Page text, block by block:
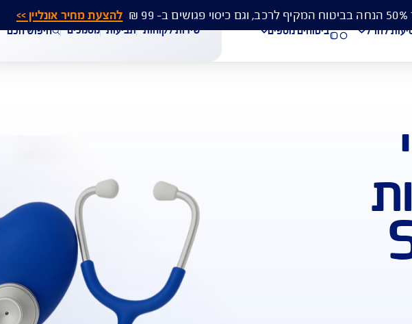
להצעת מחיר אונליין >>
שירות לקוחות תביעות מסמכים חיפוש חכם ביטוחים נוספים
ביטוח נסיעות לחו"ל
תביעת רכב
רכישת ביטוח יומי